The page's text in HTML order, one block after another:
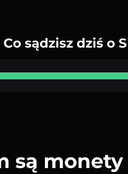
Co sądzisz dziś o
są